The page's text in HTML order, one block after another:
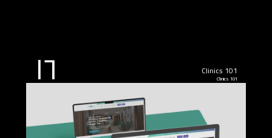
101 Clinics
101 Clinics ١٦